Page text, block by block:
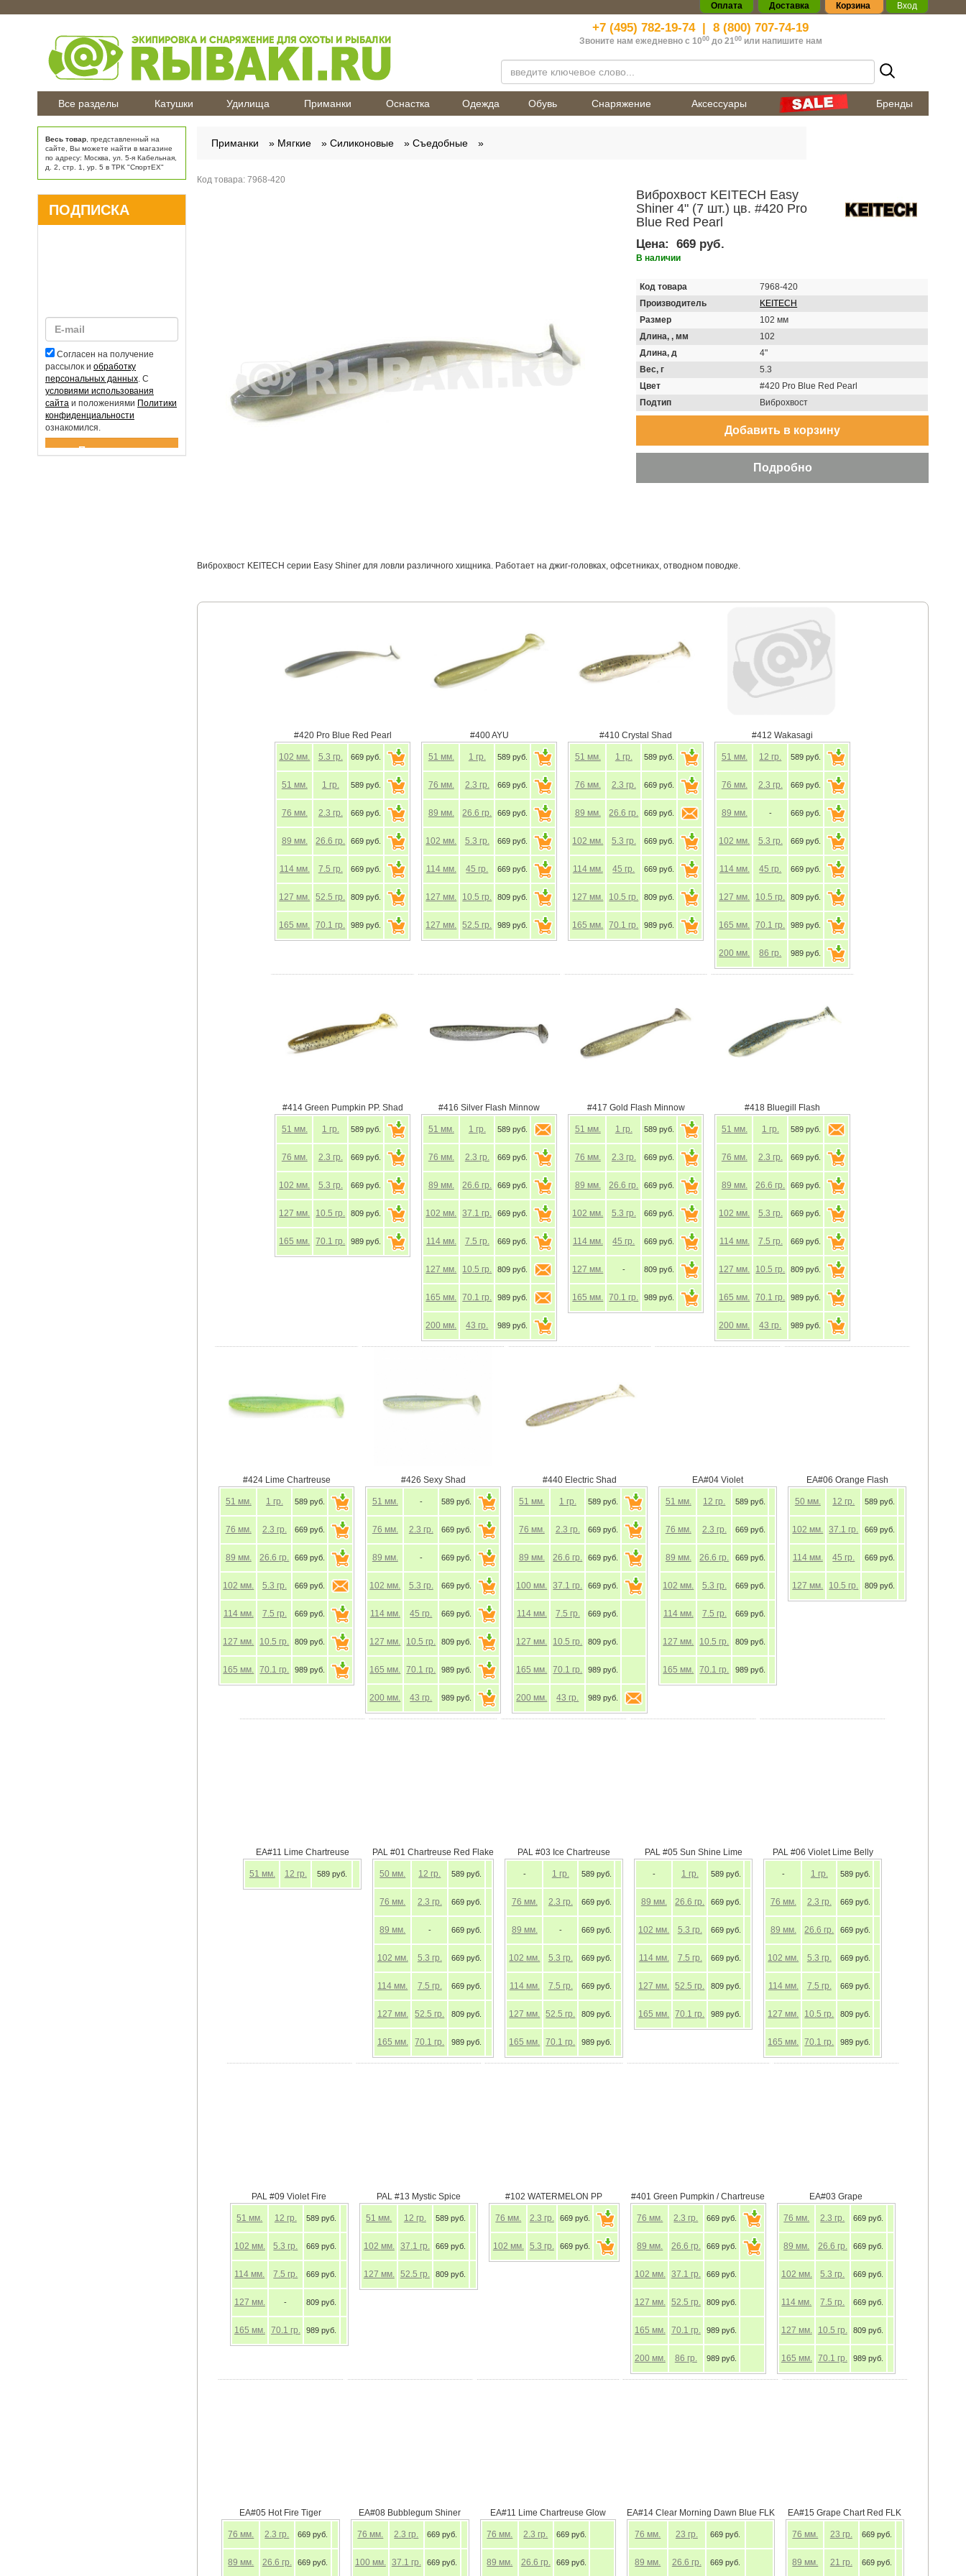
Оплата Доставка Корзина Вход
+7 (495) 782-19-74| 8 (800) 707-74-19
Звоните нам ежедневно с 1000до 2100 или напишите нам
Все разделы Катушки Удилища Приманки Оснастка Одежда Обувь Снаряжение Аксессуары Бренды
Приманки Мягкие Силиконовые Съедобные
Код товара: 7968-420
Виброхвост KEITECH Easy
Shiner 4" (7 шт.) цв. #420 Pro
Blue Red Pearl
Цена: 669 руб.
В наличии
Код товара
7968-420
Производитель
KEITECH
Размер
102 мм
Длина, , мм
102
Длина, д
4"
Вес, г
5.3
Цвет
#420 Pro Blue Red Pearl
Подтип
Виброхвост
Виброхвост KEITECH серии Easy Shiner для ловли различного хищника. Работает на джиг-головках, офсетниках, отводном поводке.
#420 Pro Blue Red Pearl
102 мм. 5.3 гр. 669 руб.
51 мм. 1 гр. 589 руб.
76 мм. 2.3 гр. 669 руб.
89 мм. 26.6 гр. 669 руб.
114 мм. 7.5 гр. 669 руб.
127 мм. 52.5 гр. 809 руб.
165 мм. 70.1 гр. 989 руб.
#400 AYU
51 мм. 1 гр. 589 руб.
76 мм. 2.3 гр. 669 руб.
89 мм. 26.6 гр. 669 руб.
102 мм. 5.3 гр. 669 руб.
114 мм. 45 гр. 669 руб.
127 мм. 10.5 гр. 809 руб.
127 мм. 52.5 гр. 989 руб.
#410 Crystal Shad
51 мм. 1 гр. 589 руб.
76 мм. 2.3 гр. 669 руб.
89 мм. 26.6 гр. 669 руб.
102 мм. 5.3 гр. 669 руб.
114 мм. 45 гр. 669 руб.
127 мм. 10.5 гр. 809 руб.
165 мм. 70.1 гр. 989 руб.
#412 Wakasagi
51 мм. 12 гр. 589 руб.
76 мм. 2.3 гр. 669 руб.
89 мм. - 669 руб.
102 мм. 5.3 гр. 669 руб.
114 мм. 45 гр. 669 руб.
127 мм. 10.5 гр. 809 руб.
165 мм. 70.1 гр. 989 руб.
200 мм. 86 гр. 989 руб.
#414 Green Pumpkin PP. Shad
51 мм. 1 гр. 589 руб.
76 мм. 2.3 гр. 669 руб.
102 мм. 5.3 гр. 669 руб.
127 мм. 10.5 гр. 809 руб.
165 мм. 70.1 гр. 989 руб.
#416 Silver Flash Minnow
51 мм. 1 гр. 589 руб.
76 мм. 2.3 гр. 669 руб.
89 мм. 26.6 гр. 669 руб.
102 мм. 37.1 гр. 669 руб.
114 мм. 7.5 гр. 669 руб.
127 мм. 10.5 гр. 809 руб.
165 мм. 70.1 гр. 989 руб.
200 мм. 43 гр. 989 руб.
#417 Gold Flash Minnow
51 мм. 1 гр. 589 руб.
76 мм. 2.3 гр. 669 руб.
89 мм. 26.6 гр. 669 руб.
102 мм. 5.3 гр. 669 руб.
114 мм. 45 гр. 669 руб.
127 мм. - 809 руб.
165 мм. 70.1 гр. 989 руб.
#418 Bluegill Flash
51 мм. 1 гр. 589 руб.
76 мм. 2.3 гр. 669 руб.
89 мм. 26.6 гр. 669 руб.
102 мм. 5.3 гр. 669 руб.
114 мм. 7.5 гр. 669 руб.
127 мм. 10.5 гр. 809 руб.
165 мм. 70.1 гр. 989 руб.
200 мм. 43 гр. 989 руб.
#424 Lime Chartreuse
51мм. гр. 589 руб.
76мм. 2.3 гр. 669 руб.
89мм. 26.6 гр. 669 руб.
102мм. 5.3 гр. 669 руб.
114 мм. 7.5 гр. 669 руб.
127мм. 10.5 гр. 809 руб.
165мм. 70.1 гр. 989 руб.
#426 Sexy Shad
51мм. 589 руб.
76мм. 2.3 гр. 669 руб.
89мм. 669 руб.
102мм. 5.3 гр. 669 руб.
114 мм. 45гр. 669 руб.
127мм. 10.5 гр. 809 руб.
165мм. 70.1 гр. 989 руб.
200мм. 43гр. 989 руб.
#440 Electric Shad
51мм. гр. 589 руб.
76мм. 2.3 гр. 669 руб.
89мм. 26.6 гр. 669 руб.
100мм. 37.1 гр. 669 руб.
114 мм. 7.5 гр. 669 руб.
127мм. 10.5 гр. 809 руб.
165мм. 70.1 гр. 989 руб.
200мм. 43гр. 989 руб.
EA#04 Violet
51мм. 12 гр. 589 руб.
76мм. 2.3 гр. 669 руб.
89мм. 26.6 гр. 669 руб.
102мм. 5.3 гр. 669 руб.
114 мм. 7.5 гр. 669 руб.
127мм. 10.5 гр. 809 руб.
165мм. 70.1 гр. 989 руб.
EA#06 Orange Flash
50мм. 12 589 руб.
102мм. 37.1 гр. 669 руб.
114мм. 45 669 руб.
127мм. 10.5 гр. 809 руб.
EA#11 Lime Chartreuse
51 мм. 12 гр. 589 руб.
PAL #01 Chartreuse Red Flake
50 мм. 12 гр. 589 руб.
76 мм. 2.3 гр. 669 руб.
89 мм. - 669 руб.
102 мм. 5.3 гр. 669 руб.
114 мм. 7.5 гр. 669 руб.
127 мм. 52.5 гр. 809 руб.
165 мм. 70.1 гр. 989 руб.
PAL #03 Ice Chartreuse
- 1 гр. 589 руб.
76 мм. 2.3 гр. 669 руб.
89 мм. - 669 руб.
102 мм. 5.3 гр. 669 руб.
114 мм. 7.5 гр. 669 руб.
127 мм. 52.5 гр. 809 руб.
165 мм. 70.1 гр. 989 руб.
PAL #05 Sun Shine Lime
- 1 гр. 589 руб.
89 мм. 26.6 гр. 669 руб.
102 мм. 5.3 гр. 669 руб.
114 мм. 7.5 гр. 669 руб.
127 мм. 52.5 гр. 809 руб.
165 мм. 70.1 гр. 989 руб.
PAL #06 Violet Lime Belly
- 1 гр. 589 руб.
76 мм. 2.3 гр. 669 руб.
89 мм. 26.6 гр. 669 руб.
102 мм. 5.3 гр. 669 руб.
114 мм. 7.5 гр. 669 руб.
127 мм. 10.5 гр. 809 руб.
165 мм. 70.1 гр. 989 руб.
PAL #09 Violet Fire
51 мм. 12 гр. 589 руб.
102 мм. 5.3 гр. 669 руб.
114 мм. 7.5 гр. 669 руб.
127 мм. - 809 руб.
165 мм. 70.1 гр. 989 руб.
PAL #13 Mystic Spice
51 мм. 12 гр. 589 руб.
102 мм. 37.1 гр. 669 руб.
127 мм. 52.5 гр. 809 руб.
#102 WATERMELON PP
76 мм. 2.3 гр. 669 руб.
102 мм. 5.3 гр. 669 руб.
#401 Green Pumpkin / Chartreuse
76 мм. 2.3 гр. 669 руб.
89 мм. 26.6 гр. 669 руб.
102 мм. 37.1 гр. 669 руб.
127 мм. 52.5 гр. 809 руб.
165 мм. 70.1 гр. 989 руб.
200 мм. 86 гр. 989 руб.
EA#03 Grape
76 мм. 2.3 гр. 669 руб.
89 мм. 26.6 гр. 669 руб.
102 мм. 5.3 гр. 669 руб.
114 мм. 7.5 гр. 669 руб.
127 мм. 10.5 гр. 809 руб.
165 мм. 70.1 гр. 989 руб.
EA#05 Hot Fire Tiger
76 мм. 2.3 гр. 669 руб.
89 мм. 26.6 гр. 669 руб.
EA#08 Bubblegum Shiner
76 мм. 2.3 гр. 669 руб.
100 мм. 37.1 гр. 669 руб.
EA#11 Lime Chartreuse Glow
76 мм. 2.3 гр. 669 руб.
89 мм. 26.6 гр. 669 руб.
EA#14 Clear Morning Dawn Blue FLK
76 мм. 23 гр. 669 руб.
89 мм. 26.6 гр. 669 руб.
EA#15 Grape Chart Red FLK
76 мм. 23 гр. 669 руб.
89 мм. 21 гр. 669 руб.
Весь товар , представленный на
сайте, Вы можете найти в магазине
по адресу: Москва, ул. 5-я Кабельная,
д. 2, стр. 1, ур. 5 в ТРК "СпортЕХ"
ПОДПИСКА
Согласен на получение
рассылок и обработку
персональных данных. С
условиями использования
сайта и положениями Политики
конфиденциальности
ознакомился.